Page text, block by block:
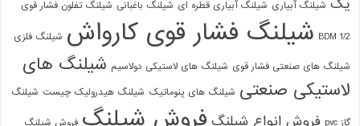
یک شیلنگ آبیاری شیلنگ آبیاری قطره ای شیلنگ باغبانی شیلنگ تفلون فشار قوی
1/2 BDM شیلنگ فشار قوی کارواش شیلنگ فلزی
شیلنگ های صنعتی فشار قوی شیلنگ های لاستیکی دولاسیم شیلنگ های
لاستیکی صنعتی شیلنگ های پنوماتیک شیلنگ هیدرولیک چیست شیلنگ
گاز pvc فروش انواع شیلنگ فروش شیلنگ